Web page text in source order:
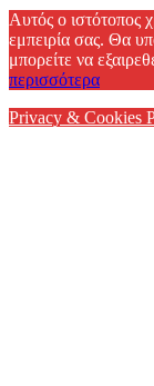
Αυτός ο ιστότοπος
εμπειρία σας. Θα
μπορείτε να
περισσότερα
Privacy & Cookies